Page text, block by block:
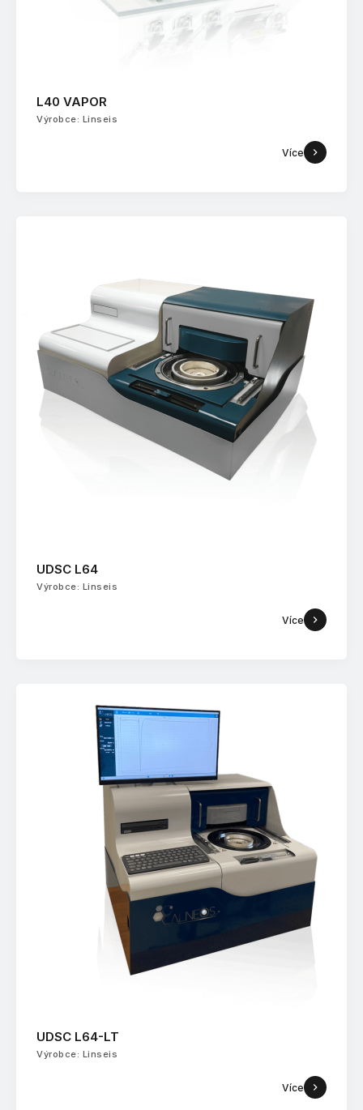
L40 VAPOR
Výrobce: Linseis
Více
UDSC L64
Výrobce: Linseis
Více
UDSC L64-LT
Výrobce: Linseis
Více